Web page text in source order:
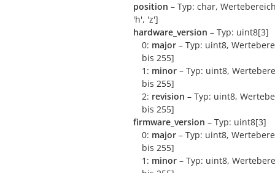
position – Typ: char,
'h', 'z']
hardware_version – Typ: uint8[3]
0: major – Typ: uint8,
bis 255]
1: minor – Typ: uint8,
bis 255]
2: revision – Typ: uint8,
bis 255]
firmware_version – Typ: uint8[3]
0: major – Typ: uint8,
bis 255]
1: minor – Typ: uint8,